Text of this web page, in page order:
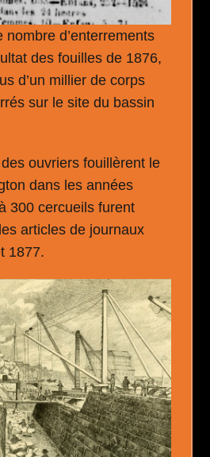
nombre d’enterrements
des fouilles de 1876,
d’un millier de corps
sur le site du bassin
ouvriers fouillèrent le
dans les années
300 cercueils furent
articles de journaux
1877.